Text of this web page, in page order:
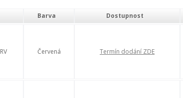
Barva Dostupnost
Červená Termín dodání ZDE